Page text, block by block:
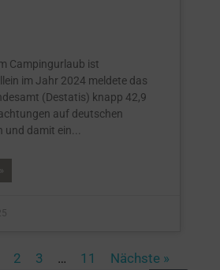
Campingurlaub ist
im Jahr 2024 meldete das
(Destatis) knapp 42,9
auf deutschen
und damit ein
2 3 … 11 Nächste »